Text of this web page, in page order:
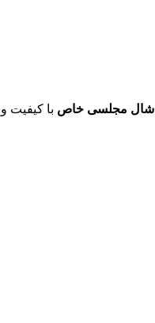
شال مجلسی خاص با کیفیت